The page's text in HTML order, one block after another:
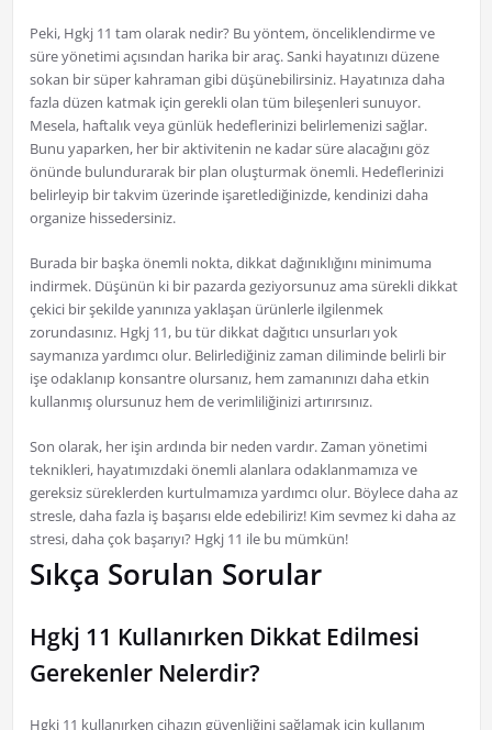
Peki, Hgkj 11 tam olarak nedir? Bu yöntem, önceliklendirme ve
süre yönetimi açısından harika bir araç. Sanki hayatınızı düzene
sokan bir süper kahraman gibi düşünebilirsiniz. Hayatınıza daha
fazla düzen katmak için gerekli olan tüm bileşenleri sunuyor.
Mesela, haftalık veya günlük hedeflerinizi belirlemenizi sağlar.
Bunu yaparken, her bir aktivitenin ne kadar süre alacağını göz
önünde bulundurarak bir plan oluşturmak önemli. Hedeflerinizi
belirleyip bir takvim üzerinde işaretlediğinizde, kendinizi daha
organize hissedersiniz.
Burada bir başka önemli nokta, dikkat dağınıklığını minimuma
indirmek. Düşünün ki bir pazarda geziyorsunuz ama sürekli dikkat
çekici bir şekilde yanınıza yaklaşan ürünlerle ilgilenmek
zorundasınız. Hgkj 11, bu tür dikkat dağıtıcı unsurları yok
saymanıza yardımcı olur. Belirlediğiniz zaman diliminde belirli bir
işe odaklanıp konsantre olursanız, hem zamanınızı daha etkin
kullanmış olursunuz hem de verimliliğinizi artırırsınız.
Son olarak, her işin ardında bir neden vardır. Zaman yönetimi
teknikleri, hayatımızdaki önemli alanlara odaklanmamıza ve
gereksiz süreklerden kurtulmamıza yardımcı olur. Böylece daha az
stresle, daha fazla iş başarısı elde edebiliriz! Kim sevmez ki daha az
stresi, daha çok başarıyı? Hgkj 11 ile bu mümkün!
Sıkça Sorulan Sorular
Hgkj 11 Kullanırken Dikkat Edilmesi
Gerekenler Nelerdir?
Hgkj 11 kullanırken cihazın güvenliğini sağlamak için kullanım